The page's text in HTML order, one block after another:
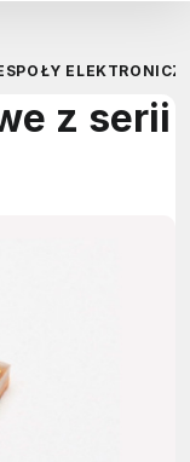
z serii